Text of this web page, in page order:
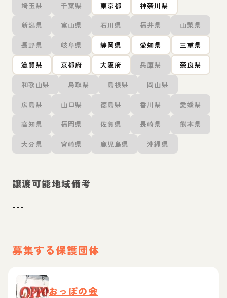
埼玉県 千葉県 東京都 神奈川県
新潟県 富山県 石川県 福井県 山梨県
長野県 岐阜県 静岡県 愛知県 三重県
滋賀県 京都府 大阪府 兵庫県 奈良県
和歌山県 鳥取県 島根県 岡山県
広島県 山口県 徳島県 香川県 愛媛県
高知県 福岡県 佐賀県 長崎県 熊本県
大分県 宮崎県 鹿児島県 沖縄県
譲渡可能地域備考
---
募集する保護団体
おっぽの会